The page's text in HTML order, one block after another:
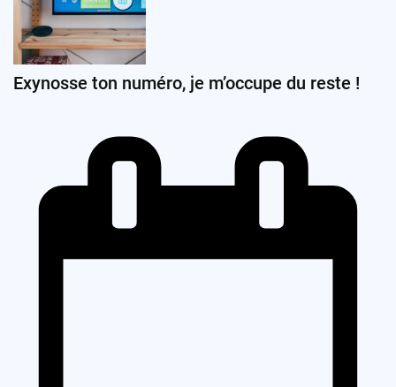
Exynosse ton numéro, je m’occupe du reste !